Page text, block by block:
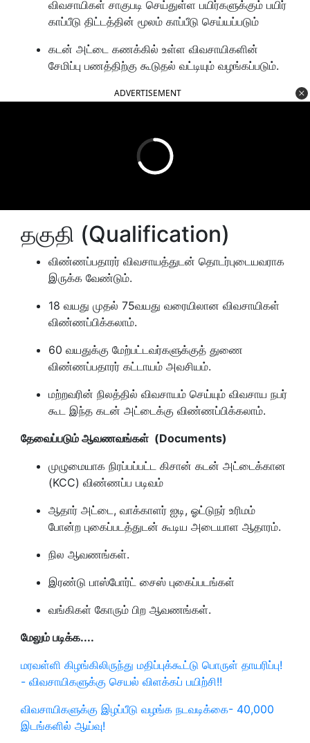
விவசாயிகள் சாகுபடி செய்துள்ள பயிர்களுக்கும் பயிர்
காப்பீடு திட்டத்தின் மூலம் காப்பீடு செய்யப்படும்
கடன் அட்டை கணக்கில் உள்ள விவசாயிகளின்
சேமிப்பு பணத்திற்கு கூடுதல் வட்டியும் வழங்கப்படும்.
ADVERTISEMENT
தகுதி (Qualification)
விண்ணப்பதாரர் விவசாயத்துடன் தொடர்புடையவராக
இருக்க வேண்டும்.
18 வயது முதல் 75வயது வரையிலான விவசாயிகள்
விண்ணப்பிக்கலாம்.
60 வயதுக்கு மேற்பட்டவர்களுக்குத் துணை
விண்ணப்பதாரர் கட்டாயம் அவசியம்.
மற்றவரின் நிலத்தில் விவசாயம் செய்யும் விவசாய நபர்
கூட இந்த கடன் அட்டைக்கு விண்ணப்பிக்கலாம்.
தேவைப்படும் ஆவணவங்கள் (Documents)
முழுமையாக நிரப்பப்பட்ட கிசான் கடன் அட்டைக்கான
(KCC) விண்ணப்ப படிவம்
ஆதார் அட்டை, வாக்காளர் ஐடி, ஓட்டுநர் உரிமம்
போன்ற புகைப்படத்துடன் கூடிய அடையாள ஆதாரம்.
நில ஆவணங்கள்.
இரண்டு பாஸ்போர்ட் சைஸ் புகைப்படங்கள்
வங்கிகள் கோரும் பிற ஆவணங்கள்.
மேலும் படிக்க....
மரவள்ளி கிழங்கிலிருந்து மதிப்புக்கூட்டு பொருள் தாயரிப்பு!
- விவசாயிகளுக்கு செயல் விளக்கப் பயிற்சி!!
விவசாயிகளுக்கு இழப்பீடு வழங்க நடவடிக்கை- 40,000
இடங்களில் ஆய்வு!